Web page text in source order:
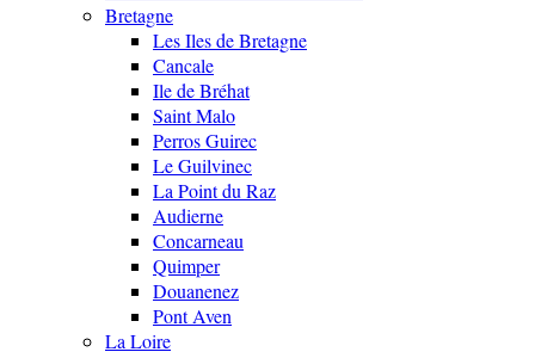
Bretagne
Les Iles de Bretagne
Cancale
Ile de Bréhat
Saint Malo
Perros Guirec
Le Guilvinec
La Point du Raz
Audierne
Concarneau
Quimper
Douanenez
Pont Aven
La Loire